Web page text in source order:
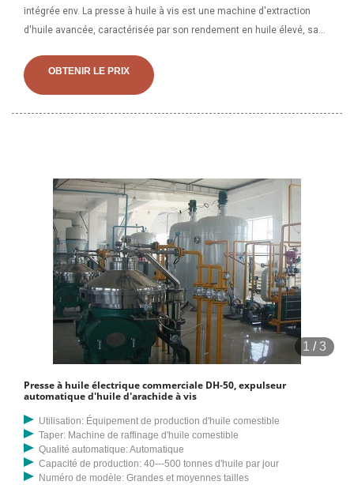
intégrée env. La presse à huile à vis est une machine d'extraction
d'huile avancée, caractérisée par son rendement en huile élevé, sa
La presse à huile à vis est destinée à presser diverses matières
pétrolières, telles que les arachides, les graines de colza,
OBTENIR LE PRIX
1 /3
Presse à huile électrique commerciale DH-50, expulseur
automatique d'huile d'arachide à vis
Utilisation: Équipement de production d'huile comestible
Taper: Machine de raffinage d'huile comestible
Qualité automatique: Automatique
Capacité de production: 40---500 tonnes d'huile par jour
Numéro de modèle: Grandes et moyennes tailles